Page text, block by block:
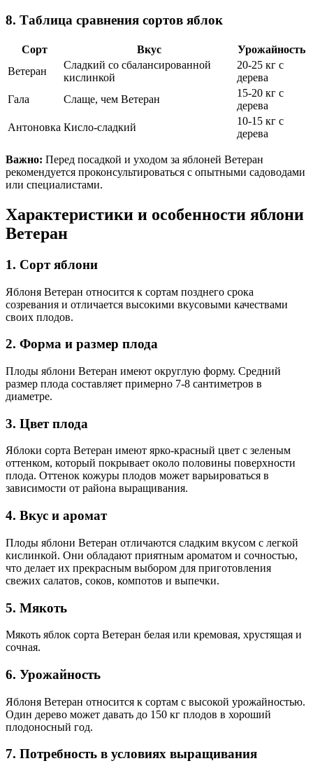
8. Таблица сравнения сортов яблок
Сорт Вкус
Урожайность
Ветеран
Сладкий со сбалансированной
кислинкой
20-25 кг с
дерева
Гала
Слаще, чем Ветеран
15-20 кг с
дерева
Антоновка Кисло-сладкий
10-15 кг с
дерева
Важно: Перед посадкой и уходом за яблоней Ветеран
рекомендуется проконсультироваться с опытными садоводами
или специалистами.
Характеристики и особенности яблони
Ветеран
1. Сорт яблони
Яблоня Ветеран относится к сортам позднего срока
созревания и отличается высокими вкусовыми качествами
своих плодов.
2. Форма и размер плода
Плоды яблони Ветеран имеют округлую форму. Средний
размер плода составляет примерно 7-8 сантиметров в
диаметре.
3. Цвет плода
Яблоки сорта Ветеран имеют ярко-красный цвет с зеленым
оттенком, который покрывает около половины поверхности
плода. Оттенок кожуры плодов может варьироваться в
зависимости от района выращивания.
4. Вкус и аромат
Плоды яблони Ветеран отличаются сладким вкусом с легкой
кислинкой. Они обладают приятным ароматом и сочностью,
что делает их прекрасным выбором для приготовления
свежих салатов, соков, компотов и выпечки.
5. Мякоть
Мякоть яблок сорта Ветеран белая или кремовая, хрустящая и
сочная.
6. Урожайность
Яблоня Ветеран относится к сортам с высокой урожайностью.
Один дерево может давать до 150 кг плодов в хороший
плодоносный год.
7. Потребность в условиях выращивания